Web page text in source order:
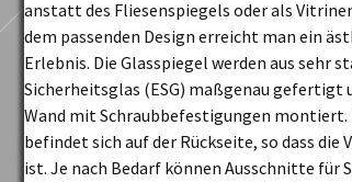
anstatt des Fliesenspiegels oder als
dem passenden Design erreicht man ein
Erlebnis. Die Glasspiegel werden aus sehr
Sicherheitsglas (ESG) maßgenau gefertigt
Wand mit Schraubbefestigungen montiert.
befindet sich auf der Rückseite, so dass
ist. Je nach Bedarf können Ausschnitte für